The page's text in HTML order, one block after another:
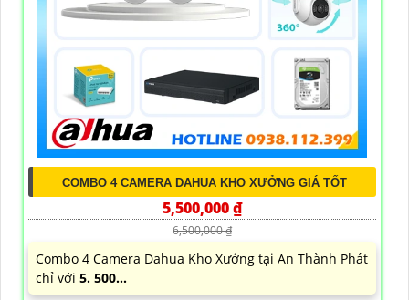
COMBO 4 CAMERA DAHUA KHO XƯỞNG GIÁ TỐT
5,500,000 ₫
6,500,000 ₫
Combo 4 Camera Dahua Kho Xưởng tại An Thành Phát
chỉ với 5. 500...